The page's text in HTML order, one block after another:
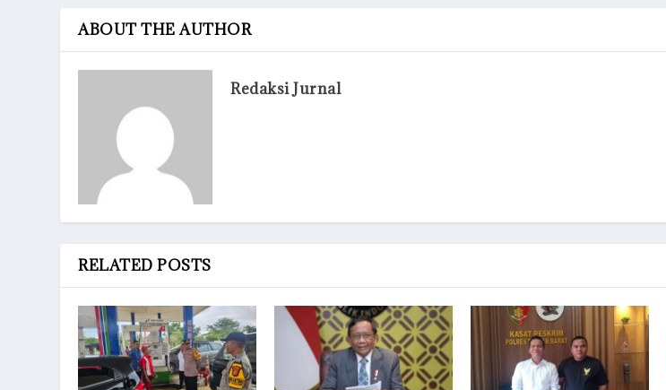
ABOUT THE AUTHOR
Redaksi Jurnal
RELATED POSTS